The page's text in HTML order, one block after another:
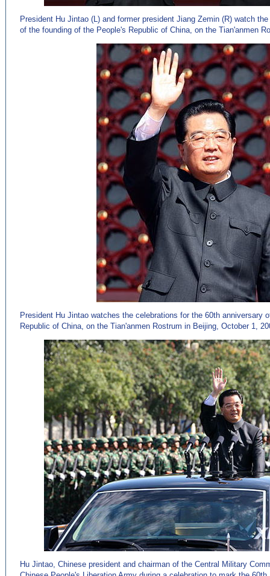
President Hu Jintao (L) and former president Jiang Zemin (R) watch
of the founding of the People's Republic of China, on the Tian'anmen
President Hu Jintao watches the celebrations for the 60th anniversary
Republic of China, on the Tian'anmen Rostrum in Beijing, October 1,
Hu Jintao, Chinese president and chairman of the Central Military